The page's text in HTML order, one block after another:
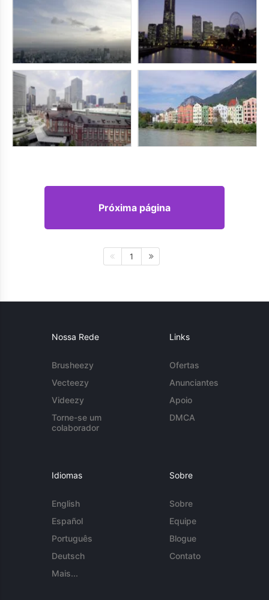
Próxima página
1
Nossa Rede
Brusheezy
Vecteezy
Videezy
Torne-se um
colaborador
Links
Ofertas
Anunciantes
Apoio
DMCA
Idiomas
English
Español
Português
Deutsch
Mais...
Sobre
Sobre
Equipe
Blogue
Contato